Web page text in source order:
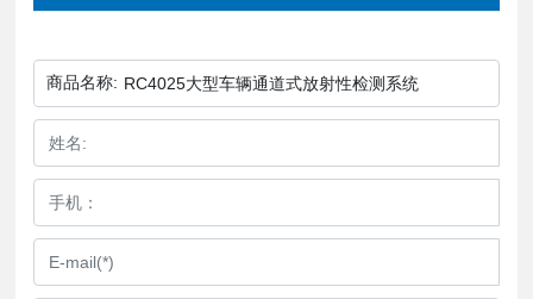
商品名称: RC4025大型车辆通道式放射性检测系统